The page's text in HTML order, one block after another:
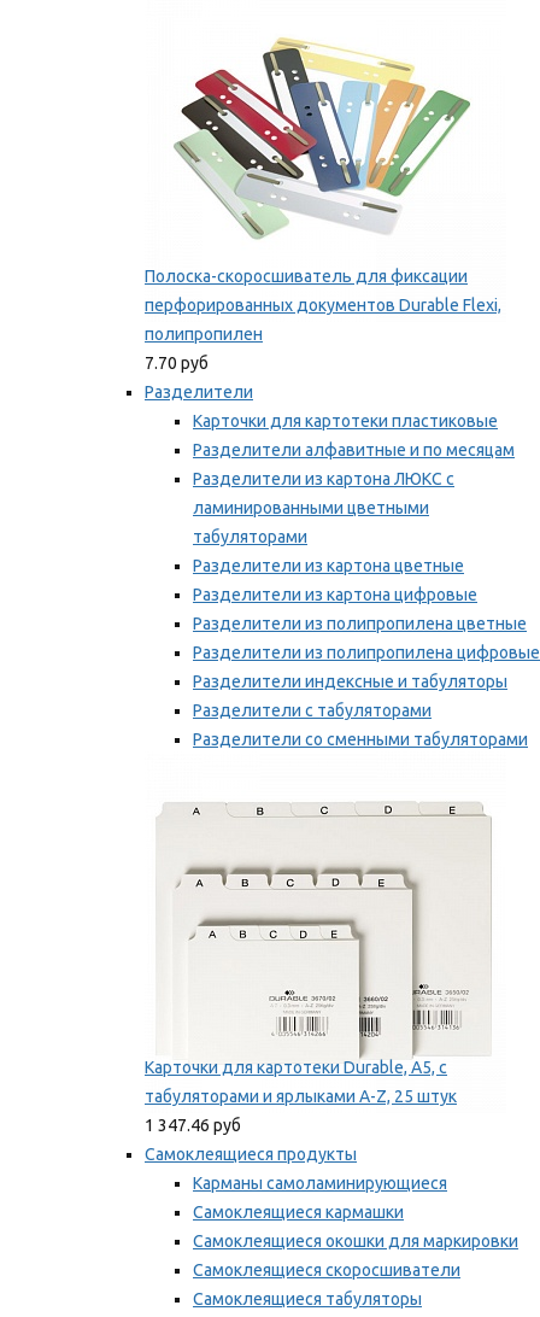
Полоска-скоросшиватель для фиксации
перфорированных документов Durable Flexi,
полипропилен
7.70 руб
Разделители
Карточки для картотеки пластиковые
Разделители алфавитные и по месяцам
Разделители из картона ЛЮКС с
ламинированными цветными
табуляторами
Разделители из картона цветные
Разделители из картона цифровые
Разделители из полипропилена цветные
Разделители из полипропилена цифровые
Разделители индексные и табуляторы
Разделители с табуляторами
Разделители со сменными табуляторами
Карточки для картотеки Durable, A5, с
табуляторами и ярлыками A-Z, 25 штук
1 347.46 руб
Самоклеящиеся продукты
Карманы самоламинирующиеся
Самоклеящиеся кармашки
Самоклеящиеся окошки для маркировки
Самоклеящиеся скоросшиватели
Самоклеящиеся табуляторы